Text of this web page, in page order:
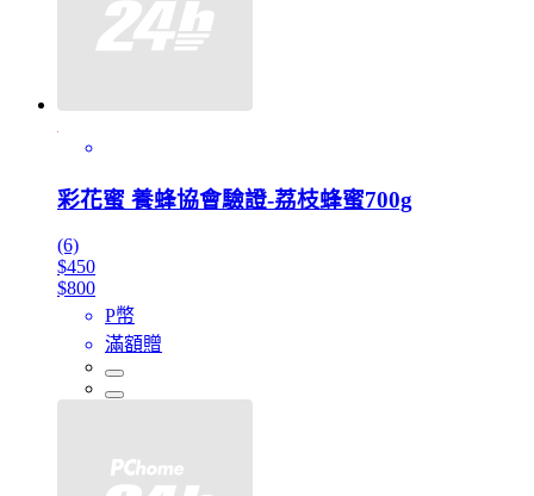
彩花蜜 養蜂協會驗證-荔枝蜂蜜700g
(6)
$450
$800
P幣
滿額贈